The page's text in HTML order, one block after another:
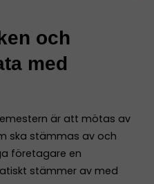
och
med
är att mötas av
ska stämmas av och
företagare en
stämmer av med